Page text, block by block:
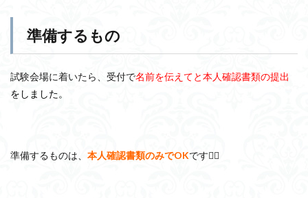
準備するもの
試験会場に着いたら、受付で名前を伝えてと本人確認書類の提出
をしました。
準備するものは、 本人確認書類のみでOKです🙆‍♀️